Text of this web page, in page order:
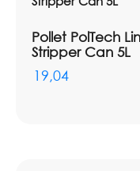
Pollet PolTech
Stripper Can 5L
19,04